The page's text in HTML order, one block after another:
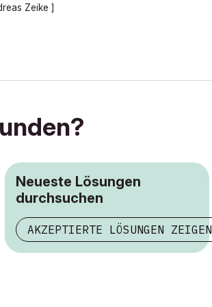
Zeike ]
Neueste Lösungen
durchsuchen
AKZEPTIERTE LÖSUNGEN ZEIGEN